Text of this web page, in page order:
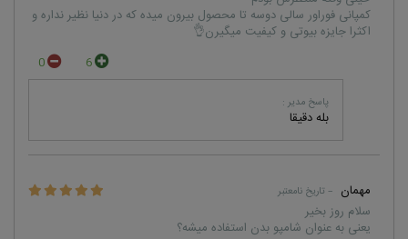
کمپانی فوراور سالی دو‌سه تا محصول بیرون میده که در دنیا نظیر نداره و
اکثرا جایزه بیوتی و کیفیت میگیرن👌
6
0
پاسخ مدیر :
بله دقیقا
مهمان – تاریخ نامعتبر
سلام روز بخیر
یعنی به عنوان شامپو بدن استفاده میشه؟